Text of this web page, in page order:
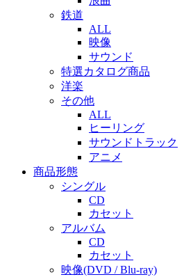
鉄道
ALL
映像
サウンド
特選カタログ商品
洋楽
その他
ALL
ヒーリング
サウンドトラック
アニメ
商品形態
シングル
CD
カセット
アルバム
CD
カセット
映像(DVD / Blu-ray)